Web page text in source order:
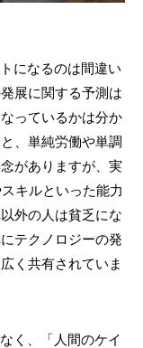
になるのは間違い
展に関する予測は
っているかは分か
、単純労働や単調
がありますが、実
キルといった能力
外の人は貧乏にな
テクノロジーの発
く共有されていま
く、「人間のケイ